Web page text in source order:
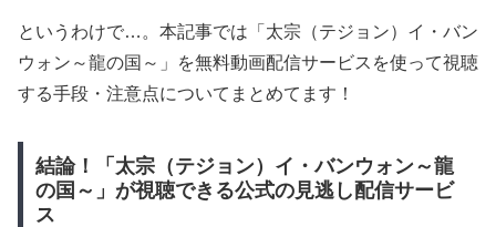
というわけで…。本記事では「太宗（テジョン）イ・バン
ウォン～龍の国～」を無料動画配信サービスを使って視聴
する手段・注意点についてまとめてます！
結論！「太宗（テジョン）イ・バンウォン～龍
の国～」が視聴できる公式の見逃し配信サービ
ス